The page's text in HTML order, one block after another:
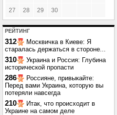
27 28 29 30
РЕЙТИНГ
312
Москвичка в Киеве: Я
старалась держаться в стороне...
310
Украина и Россия: Глубина
исторической пропасти
286
Россияне, привыкайте:
Перед вами Украина, которую вы
потеряли навсегда
210
Итак, что происходит в
Украине на самом деле